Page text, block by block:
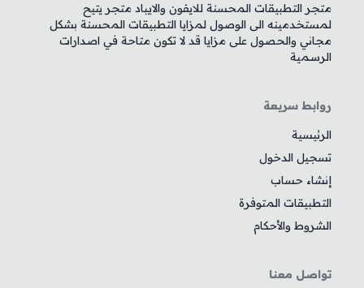
متجر التطبيقات المحسنة للايفون والايباد متجر يتيح
لمستخدمينه الى الوصول لمزايا التطبيقات المحسنة بشكل
مجاني والحصول على مزايا قد لا تكون متاحة في اصدارات
الرسمية
روابط سريعة
الرئيسية
تسجيل الدخول
إنشاء حساب
التطبيقات المتوفرة
الشروط والأحكام
تواصل معنا